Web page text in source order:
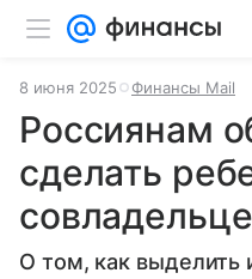
8 июня 2025 Финансы Mail
Россиянам
сделать
О том, как выделить